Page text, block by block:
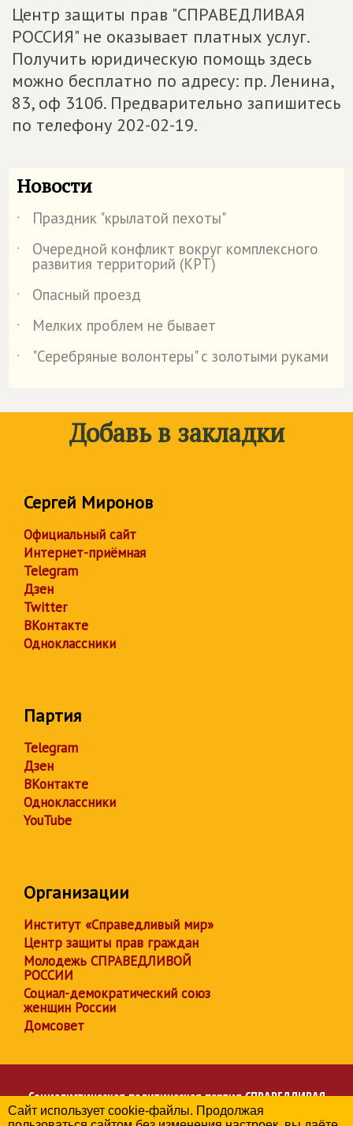
Центр защиты прав "СПРАВЕДЛИВАЯ
РОССИЯ" не оказывает платных услуг.
Получить юридическую помощь здесь
можно бесплатно по адресу: пр. Ленина,
83, оф 310б. Предварительно запишитесь
по телефону 202-02-19.
Новости
˙
Праздник "крылатой пехоты"
˙
Очередной конфликт вокруг комплексного
развития территорий (КРТ)
˙
Опасный проезд
˙
Мелких проблем не бывает
˙
"Серебряные волонтеры" с золотыми руками
Добавь в закладки
Сергей Миронов
Официальный сайт
Интернет-приёмная
Telegram
Дзен
Twitter
ВКонтакте
Одноклассники
Партия
Telegram
Дзен
ВКонтакте
Одноклассники
YouTube
Организации
Институт «Справедливый мир»
Центр защиты прав граждан
Молодежь СПРАВЕДЛИВОЙ
РОССИИ
Социал-демократический союз
женщин России
Домсовет
Социалистическая политическая партияСПРАВЕДЛИВАЯ
РОССИЯ
Сайт использует cookie-файлы. Продолжая